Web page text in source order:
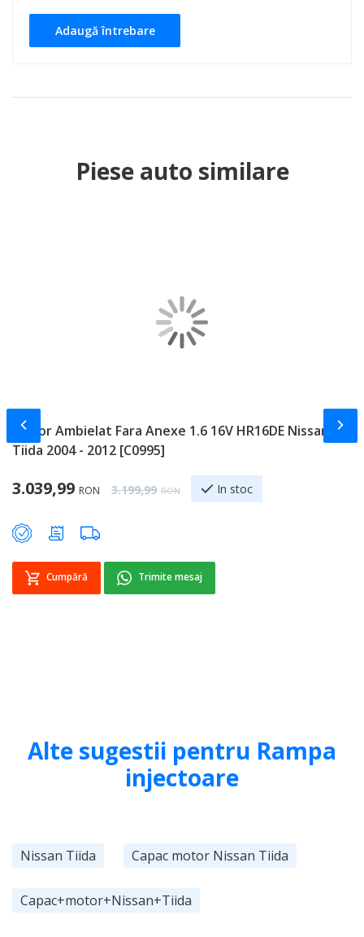
Adaugă întrebare
Piese auto similare
Motor Ambielat Fara Anexe 1.6 16V HR16DE Nissan
Tiida 2004 - 2012 [C0995]
Special Price
3.039,99 RON Regular Price
3.199,99 RON In stoc
Cumpără Trimite mesaj
Slide-ul anterior
Alte sugestii pentru Rampa
injectoare
Nissan Tiida Capac motor Nissan Tiida
Capac+motor+Nissan+Tiida